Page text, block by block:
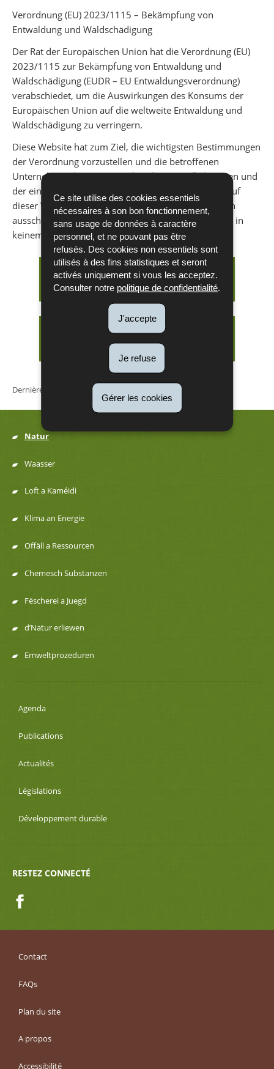
Ce site utilise des cookies essentiels
nécessaires à son bon fonctionnement,
sans usage de données à caractère
personnel, et ne pouvant pas être
refusés. Des cookies non essentiels sont
utilisés à des fins statistiques et seront
activés uniquement si vous les acceptez.
Consulter notre politique de confidentialité.
J'accepte
Je refuse
Gérer les cookies
Verordnung (EU) 2023/1115 – Bekämpfung von
Entwaldung und Waldschädigung
Der Rat der Europäischen Union hat die Verordnung (EU)
2023/1115 zur Bekämpfung von Entwaldung und
Waldschädigung (EUDR – EU Entwaldungsverordnung)
verabschiedet, um die Auswirkungen des Konsums der
Europäischen Union auf die weltweite Entwaldung und
Waldschädigung zu verringern.
Diese Website hat zum Ziel, die wichtigsten Bestimmungen
der Verordnung vorzustellen und die betroffenen
Unternehmen beim Verständnis ihrer Verpflichtungen und
der einzuhaltenden Verfahren zu unterstützen. Die auf
dieser Website bereitgestellten Informationen dienen
ausschließlich zu Informationszwecken und ersetzen in
keinem Fall den offiziellen Rechtstext.
Lutte contre la déforestation et la
dégradation de forêts
Bekämpfung der Entwaldung und
der Waldschädigung
Dernière mise à jour 01/07/2026
Menu
de
navigation
Natur
Waasser
Loft a Kaméidi
Klima an Energie
Offäll a Ressourcen
Chemesch Substanzen
Fëscherei a Juegd
d’Natur erliewen
Emweltprozeduren
Agenda
Publications
Actualités
Législations
Développement durable
RESTEZ CONNECTÉ
Contact
FAQs
Plan du site
A propos
Accessibilité